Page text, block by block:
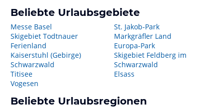
Beliebte Urlaubsgebiete
Messe Basel
Skigebiet Todtnauer
Ferienland
Kaiserstuhl (Gebirge)
Schwarzwald
Titisee
Vogesen
St. Jakob-Park
Markgräfler Land
Europa-Park
Skigebiet Feldberg im
Schwarzwald
Elsass
Beliebte Urlaubsregionen